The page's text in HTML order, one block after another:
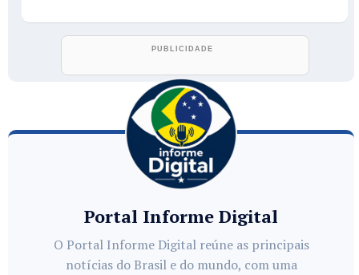
Portal Informe Digital
O Portal Informe Digital reúne as principais
notícias do Brasil e do mundo, com uma